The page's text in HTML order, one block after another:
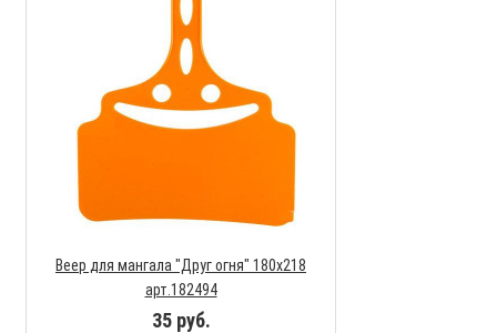
Веер для мангала "Друг огня" 180х218
арт.182494
35 руб.